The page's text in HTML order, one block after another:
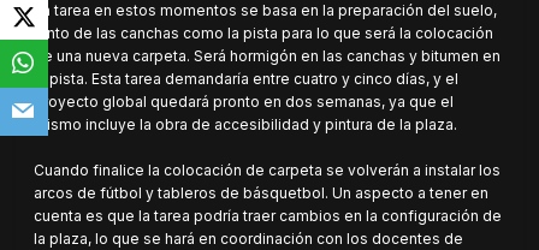
La tarea en estos momentos se basa en la preparación del suelo,
tanto de las canchas como la pista para lo que será la colocación
de una nueva carpeta. Será hormigón en las canchas y bitumen en
la pista. Esta tarea demandaría entre cuatro y cinco días, y el
proyecto global quedará pronto en dos semanas, ya que el
mismo incluye la obra de accesibilidad y pintura de la plaza.
Cuando finalice la colocación de carpeta se volverán a instalar los
arcos de fútbol y tableros de básquetbol. Un aspecto a tener en
cuenta es que la tarea podría traer cambios en la configuración de
la plaza, lo que se hará en coordinación con los docentes de